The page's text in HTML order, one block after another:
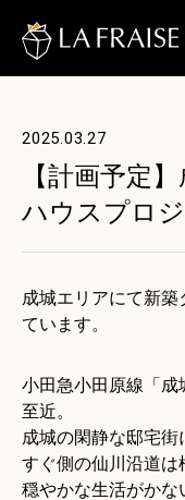
2025.03.27
【計画予定
ハウスプロ
成城エリアにて新
ています。
小田急小田原線「成
至近。
成城の閑静な邸宅街
すぐ側の仙川沿道は
穏やかな生活がかな